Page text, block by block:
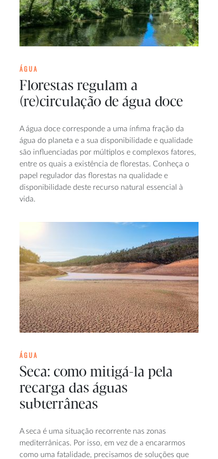
ÁGUA
Florestas regulam a
(re)circulação de água doce
A água doce corresponde a uma ínfima fração da
água do planeta e a sua disponibilidade e qualidade
são influenciadas por múltiplos e complexos fatores,
entre os quais a existência de florestas. Conheça o
papel regulador das florestas na qualidade e
disponibilidade deste recurso natural essencial à
vida.
ÁGUA
Seca: como mitigá-la pela
recarga das águas
subterrâneas
A seca é uma situação recorrente nas zonas
mediterrânicas. Por isso, em vez de a encararmos
como uma fatalidade, precisamos de soluções que